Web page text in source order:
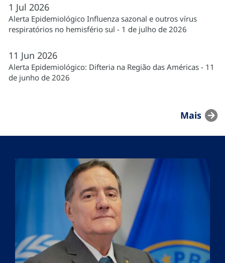
1 Jul 2026
Alerta Epidemiológico Influenza sazonal e outros vírus
respiratórios no hemisfério sul - 1 de julho de 2026
11 Jun 2026
Alerta Epidemiológico: Difteria na Região das Américas - 11
de junho de 2026
Mais